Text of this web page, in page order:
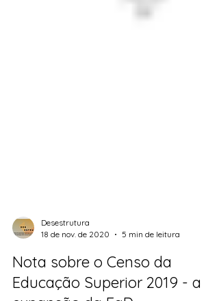
18 de nov. de 2020
5 min de leitura